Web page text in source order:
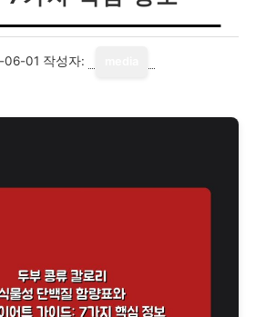
06-01 작성자: